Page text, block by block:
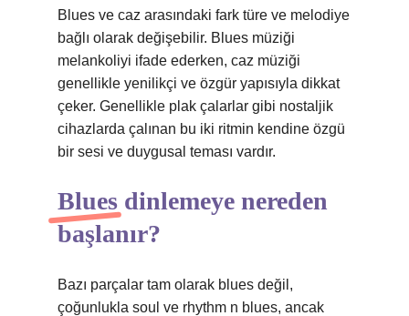
Blues ve caz arasındaki fark türe ve melodiye
bağlı olarak değişebilir. Blues müziği
melankoliyi ifade ederken, caz müziği
genellikle yenilikçi ve özgür yapısıyla dikkat
çeker. Genellikle plak çalarlar gibi nostaljik
cihazlarda çalınan bu iki ritmin kendine özgü
bir sesi ve duygusal teması vardır.
Blues dinlemeye nereden
başlanır?
Bazı parçalar tam olarak blues değil,
çoğunlukla soul ve rhythm n blues, ancak